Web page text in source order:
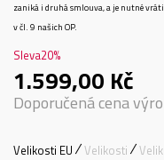
zaniká i druhá smlouva, a je nutné
v čl. 9 našich OP.
Sleva20%
1.599,00 Kč
Doporučená cena
Velikosti EU Velikosti